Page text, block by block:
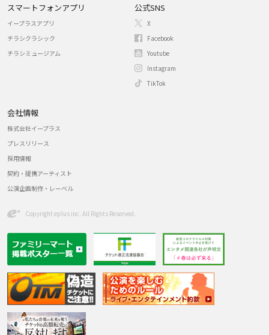
スマートフォンアプリ
イープラスアプリ
チラシクラシック
チラシミュージアム
公式SNS
X
Facebook
Youtube
Instagram
TikTok
会社情報
株式会社イープラス
プレスリリース
採用情報
契約・提携アーティスト
公演企画制作・レーベル
Copyright eplus inc. All Rights Reserved.